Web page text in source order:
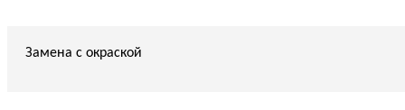
Замена с окраской